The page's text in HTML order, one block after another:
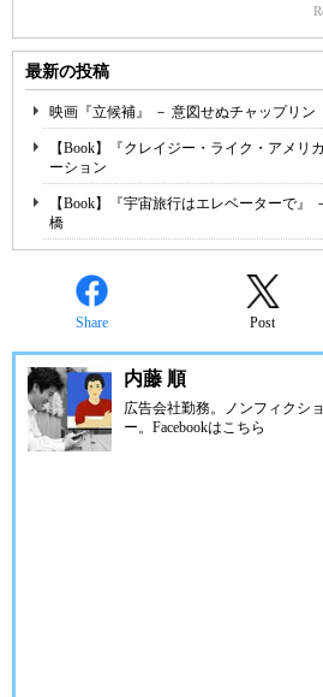
最新の投稿
映画『立候補』 － 意図せぬチャップリン
【Book】『クレイジー・ライク・アメリ
ーション
【Book】『宇宙旅行はエレベーターで』
橋
Share Post
内藤 順
広告会社勤務。ノンフィクシ
ー。Facebookはこちら